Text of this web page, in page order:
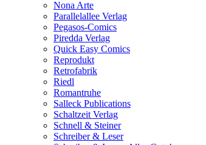
Nona Arte
Parallelallee Verlag
Pegasos-Comics
Piredda Verlag
Quick Easy Comics
Reprodukt
Retrofabrik
Riedl
Romantruhe
Salleck Publications
Schaltzeit Verlag
Schnell & Steiner
Schreiber & Leser